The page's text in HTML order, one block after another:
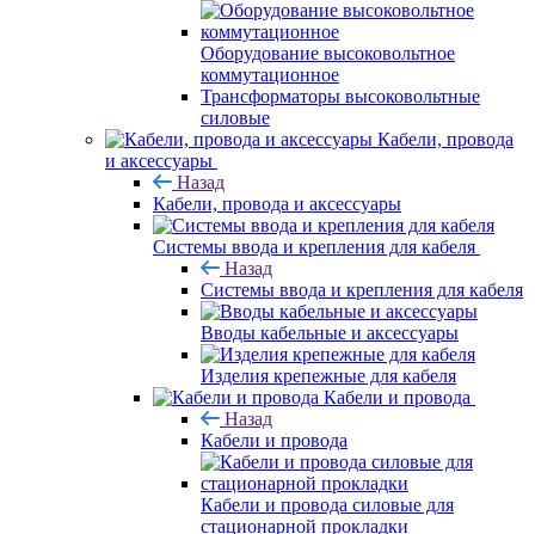
Оборудование высоковольтное
коммутационное
Трансформаторы высоковольтные
силовые
Кабели, провода
и аксессуары
Назад
Кабели, провода и аксессуары
Системы ввода и крепления для кабеля
Назад
Системы ввода и крепления для кабеля
Вводы кабельные и аксессуары
Изделия крепежные для кабеля
Кабели и провода
Назад
Кабели и провода
Кабели и провода силовые для
стационарной прокладки